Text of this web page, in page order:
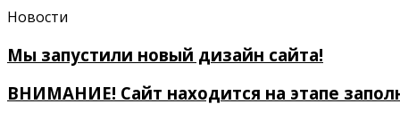
Новости
Мы запустили новый дизайн сайта!
ВНИМАНИЕ! Сайт находится на этапе